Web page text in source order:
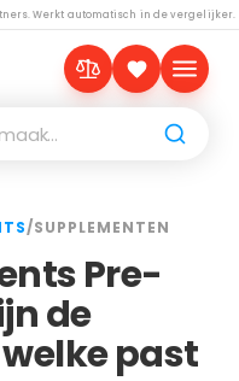
Werkt automatisch in de vergelijker.
/SUPPLEMENTEN
Pre-
de
past